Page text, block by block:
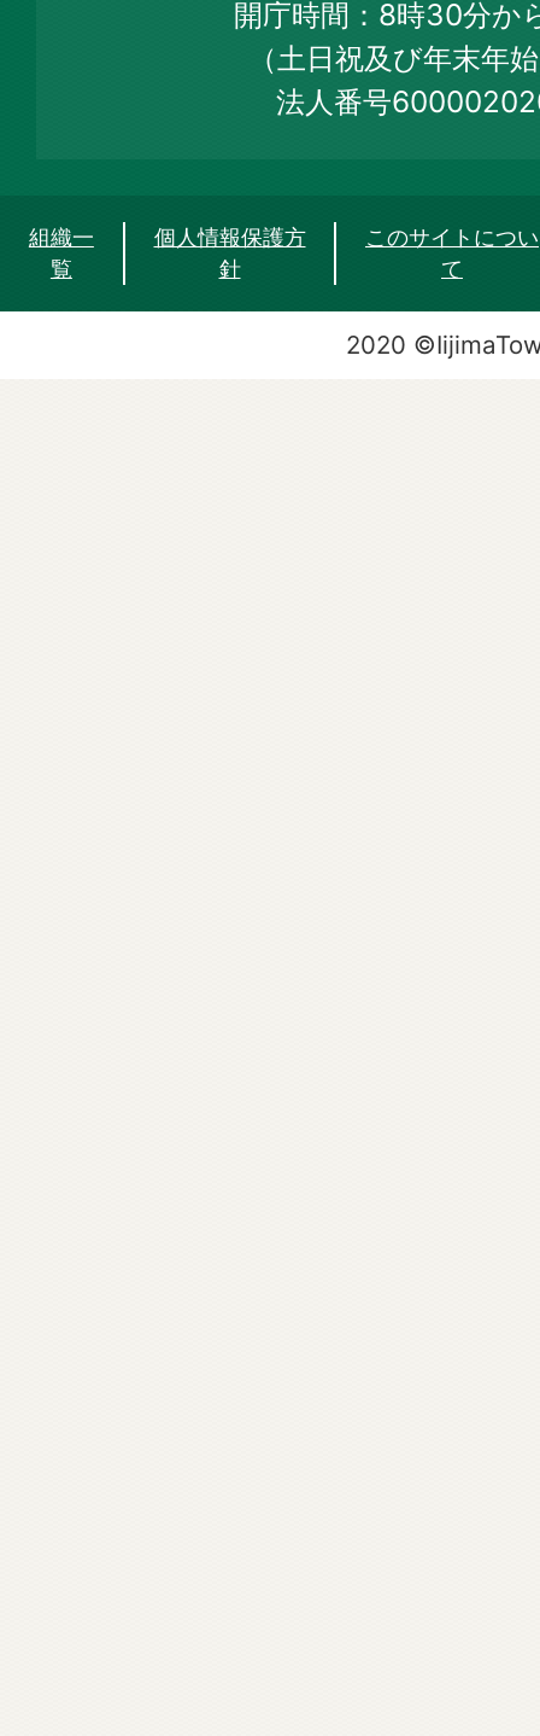
Site
開庁時間：8時30分か
（土日祝及び年末年
法人番号
組織一
覧
個人情報保護方
針
このサイトについ
て
2020